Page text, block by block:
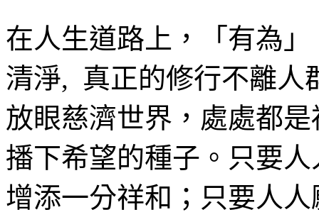
在人生道路上，「有為
清淨, 真正的修行不離人
放眼慈濟世界，處處都
播下希望的種子。只要
增添一分祥和；只要人